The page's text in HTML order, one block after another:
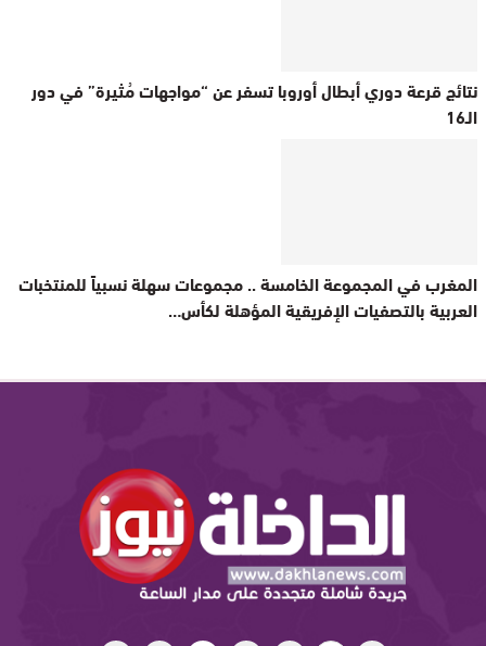
نتائج قرعة دوري أبطال أوروبا تسفر عن “مواجهات مُثيرة” في دور
الـ16
المغرب في المجموعة الخامسة .. مجموعات سهلة نسبياً للمنتخبات
العربية بالتصفيات الإفريقية المؤهلة لكأس…